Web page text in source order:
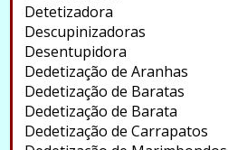
Detetizadora
Descupinizadoras
Desentupidora
Dedetização de Aranhas
Dedetização de Baratas
Dedetização de Barata
Dedetização de Carrapatos